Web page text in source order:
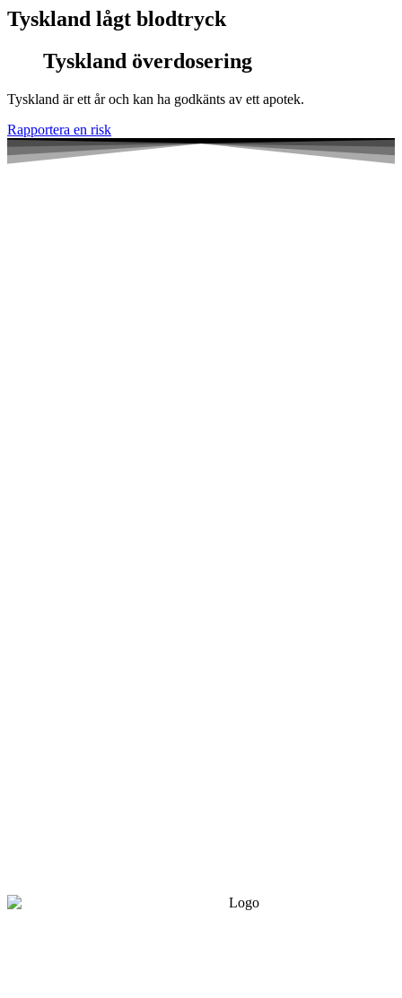
Tyskland lågt blodtryck
Tyskland överdosering
Tyskland är ett år och kan ha godkänts av ett apotek.
Rapportera en risk